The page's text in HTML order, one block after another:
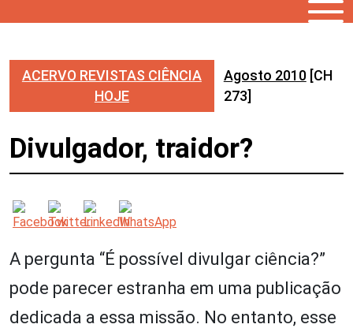
ACERVO REVISTAS CIÊNCIA
HOJE
Agosto 2010[CH
273]
Divulgador, traidor?
A pergunta “É possível divulgar ciência?”
pode parecer estranha em uma publicação
dedicada a essa missão. No entanto, esse